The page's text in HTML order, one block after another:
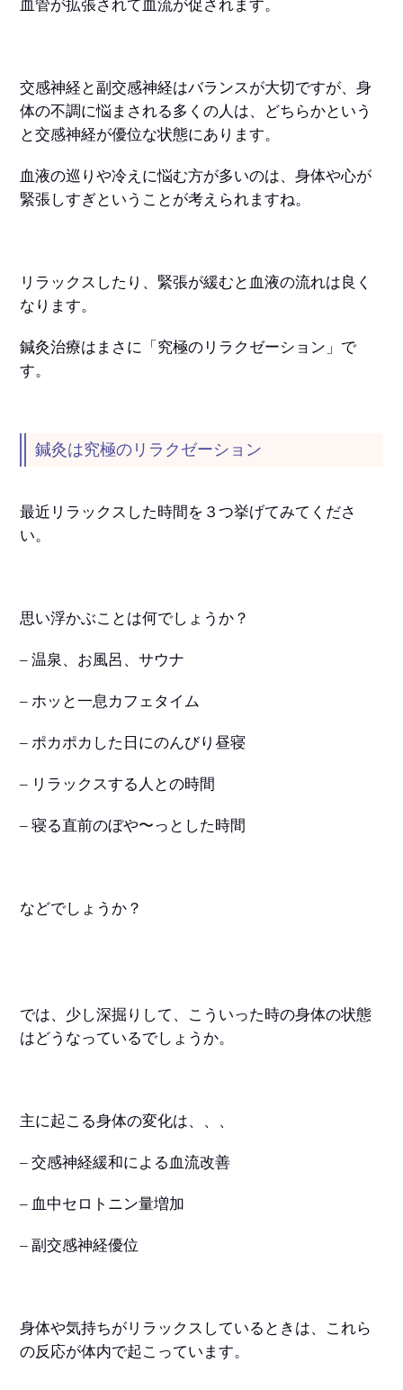
血管が拡張されて血流が促されます。
交感神経と副交感神経はバランスが大切ですが、身
体の不調に悩まされる多くの人は、どちらかという
と交感神経が優位な状態にあります。
血液の巡りや冷えに悩む方が多いのは、身体や心が
緊張しすぎということが考えられますね。
リラックスしたり、緊張が緩むと血液の流れは良く
なります。
鍼灸治療はまさに「究極のリラクゼーション」で
す。
鍼灸は究極のリラクゼーション
最近リラックスした時間を３つ挙げてみてくださ
い。
思い浮かぶことは何でしょうか？
– 温泉、お風呂、サウナ
– ホッと一息カフェタイム
– ポカポカした日にのんびり昼寝
– リラックスする人との時間
– 寝る直前のぼや〜っとした時間
などでしょうか？
では、少し深掘りして、こういった時の身体の状態
はどうなっているでしょうか。
主に起こる身体の変化は、、、
– 交感神経緩和による血流改善
– 血中セロトニン量増加
– 副交感神経優位
身体や気持ちがリラックスしているときは、これら
の反応が体内で起こっています。